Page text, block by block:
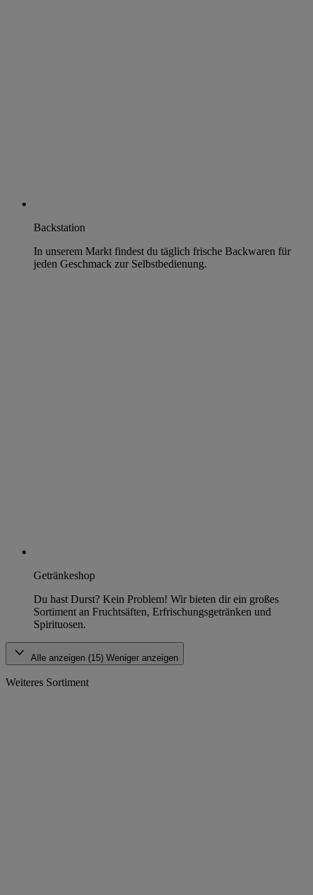
Backstation
In unserem Markt findest du täglich frische Backwaren für
jeden Geschmack zur Selbstbedienung.
Getränkeshop
Du hast Durst? Kein Problem! Wir bieten dir ein großes
Sortiment an Fruchtsäften, Erfrischungsgetränken und
Spirituosen.
Alle anzeigen (15) Weniger anzeigen
Weiteres Sortiment